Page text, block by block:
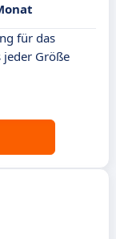
für das
jeder Größe